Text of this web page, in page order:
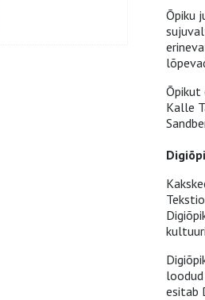
Õpiku
Õpikut
Kalle
esitab